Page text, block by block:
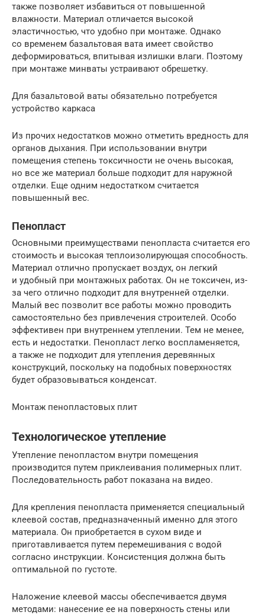
также позволяет избавиться от повышенной
влажности. Материал отличается высокой
эластичностью, что удобно при монтаже. Однако
со временем базальтовая вата имеет свойство
деформироваться, впитывая излишки влаги. Поэтому
при монтаже минваты устраивают обрешетку.
Для базальтовой ваты обязательно потребуется
устройство каркаса
Из прочих недостатков можно отметить вредность для
органов дыхания. При использовании внутри
помещения степень токсичности не очень высокая,
но все же материал больше подходит для наружной
отделки. Еще одним недостатком считается
повышенный вес.
Пенопласт
Основными преимуществами пенопласта считается его
стоимость и высокая теплоизолирующая способность.
Материал отлично пропускает воздух, он легкий
и удобный при монтажных работах. Он не токсичен, из-
за чего отлично подходит для внутренней отделки.
Малый вес позволит все работы можно проводить
самостоятельно без привлечения строителей. Особо
эффективен при внутреннем утеплении. Тем не менее,
есть и недостатки. Пенопласт легко воспламеняется,
а также не подходит для утепления деревянных
конструкций, поскольку на подобных поверхностях
будет образовываться конденсат.
Монтаж пенопластовых плит
Технологическое утепление
Утепление пенопластом внутри помещения
производится путем приклеивания полимерных плит.
Последовательность работ показана на видео.
Для крепления пенопласта применяется специальный
клеевой состав, предназначенный именно для этого
материала. Он приобретается в сухом виде и
приготавливается путем перемешивания с водой
согласно инструкции. Консистенция должна быть
оптимальной по густоте.
Наложение клеевой массы обеспечивается двумя
методами: нанесение ее на поверхность стены или